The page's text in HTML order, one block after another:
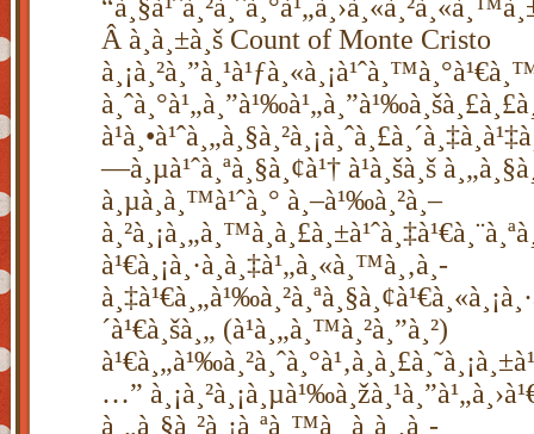
Â à¸à¸±à¸š Count of Monte Cristo
—à¸µà¹ˆà¸ªà¸§à¸¢à¹† à¹à¸šà¸š
à¸µà¸à¸™à¹ˆà¸° à¸–à¹‰à¸²à¸–
à¹€à¸¡à¸·à¸­à¸‡à¹„à¸«à¸™à¸‚à¸­
´à¹€à¸šà¸„ (à¹à¸„à¸™à¸²à¸”à¸²)
…”
à¸„à¸§à¸²à¸¡à¸ªà¸™à¸¸à¸à¸‚à¸­